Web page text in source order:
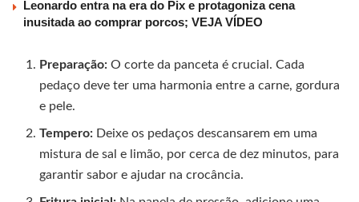
Leonardo entra na era do Pix e protagoniza cena
inusitada ao comprar porcos; VEJA VÍDEO
Preparação: O corte da panceta é crucial. Cada
pedaço deve ter uma harmonia entre a carne, gordura
e pele.
Tempero: Deixe os pedaços descansarem em uma
mistura de sal e limão, por cerca de dez minutos, para
garantir sabor e ajudar na crocância.